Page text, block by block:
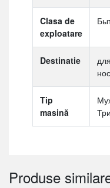
Clasa de
exploatare
Destinatie
Tip
masină
Produse